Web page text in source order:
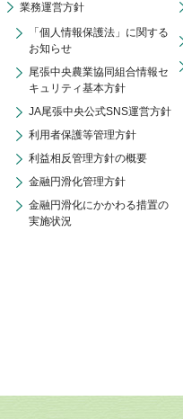
業務運営方針
「個人情報保護法」に関する
お知らせ
尾張中央農業協同組合情報セ
キュリティ基本方針
JA尾張中央公式SNS運営方針
利用者保護等管理方針
利益相反管理方針の概要
金融円滑化管理方針
金融円滑化にかかわる措置の
実施状況